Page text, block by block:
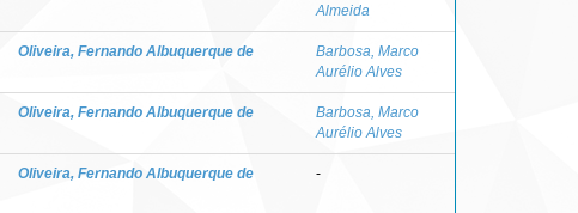
Almeida
Oliveira, Fernando Albuquerque de
Barbosa, Marco
Aurélio Alves
Oliveira, Fernando Albuquerque de
Barbosa, Marco
Aurélio Alves
Oliveira, Fernando Albuquerque de -